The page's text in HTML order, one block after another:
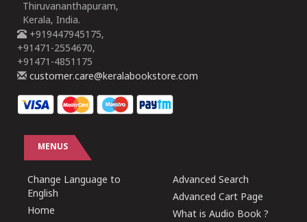
Thiruvananthapuram,
Kerala, India.
+919447945175,
+91471-2554670,
+91471-4851175
customer.care@keralabookstore.com
MENUS
Change Language to
English
Home
Advanced Search
Advanced Cart Page
What is Audio Book ?